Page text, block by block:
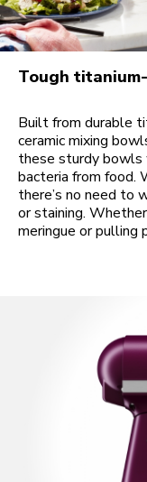
Tough
Built from durable
ceramic mixing
these sturdy bowls
bacteria from food.
there’s no need to
or staining.
meringue or pulling